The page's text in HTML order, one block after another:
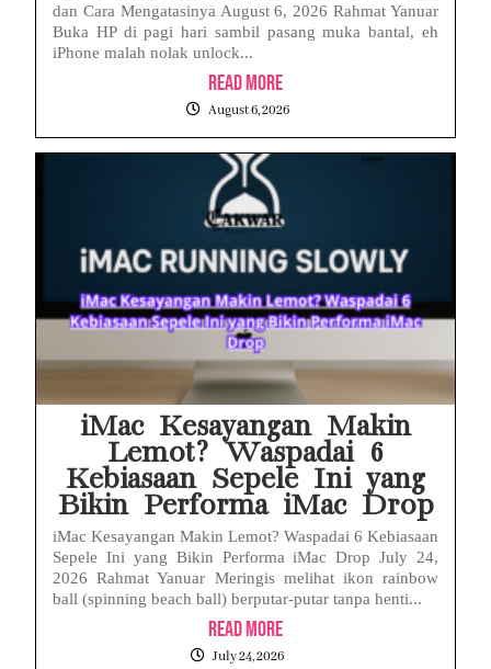
dan Cara Mengatasinya August 6, 2026 Rahmat Yanuar
Buka HP di pagi hari sambil pasang muka bantal, eh
iPhone malah nolak unlock...
Read More
August 6, 2026
iMac Kesayangan Makin
Lemot? Waspadai 6
Kebiasaan Sepele Ini yang
Bikin Performa iMac Drop
iMac Kesayangan Makin Lemot? Waspadai 6 Kebiasaan
Sepele Ini yang Bikin Performa iMac Drop July 24,
2026 Rahmat Yanuar Meringis melihat ikon rainbow
ball (spinning beach ball) berputar-putar tanpa henti...
Read More
July 24, 2026